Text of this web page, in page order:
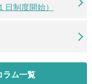
制度開始）
ラム一覧